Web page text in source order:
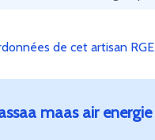
de cet artisan RGE
maas air energie